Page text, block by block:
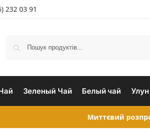
232 03 91
Зеленый Чай Белый чай Улун
Миттєвий